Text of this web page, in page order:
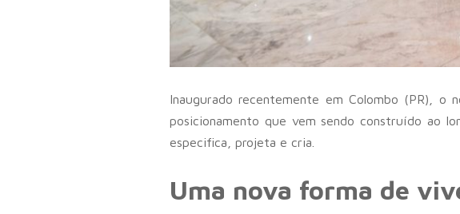
Inaugurado recentemente em Colombo (PR), o
posicionamento que vem sendo construído ao
especifica, projeta e cria.
Uma nova forma de